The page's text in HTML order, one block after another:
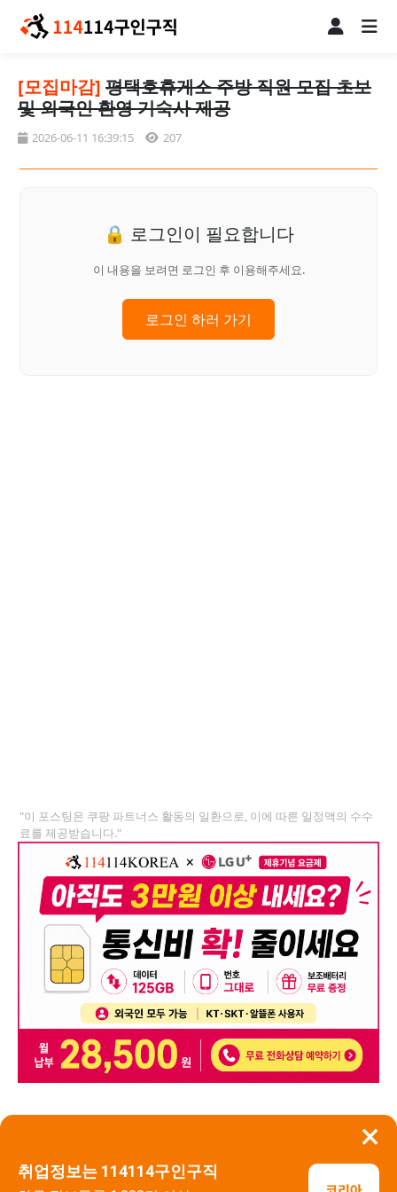
×
취업정보는 114114구인구직
[모집마감] 평택호휴게소 주방 직원 모집 초보
및 외국인 환영 기숙사 제공
2026-06-11 16:39:15 207
🔒 로그인이 필요합니다
이 내용을 보려면 로그인 후 이용해주세요.
로그인 하러 가기
"이 포스팅은 쿠팡 파트너스 활동의 일환으로, 이에 따른 일정액의 수수
료를 제공받습니다."